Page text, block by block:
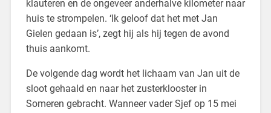
klauteren en de ongeveer anderhalve kilometer naar
huis te strompelen. ‘Ik geloof dat het met Jan
Gielen gedaan is’, zegt hij als hij tegen de avond
thuis aankomt.
De volgende dag wordt het lichaam van Jan uit de
sloot gehaald en naar het zusterklooster in
Someren gebracht. Wanneer vader Sjef op 15 mei